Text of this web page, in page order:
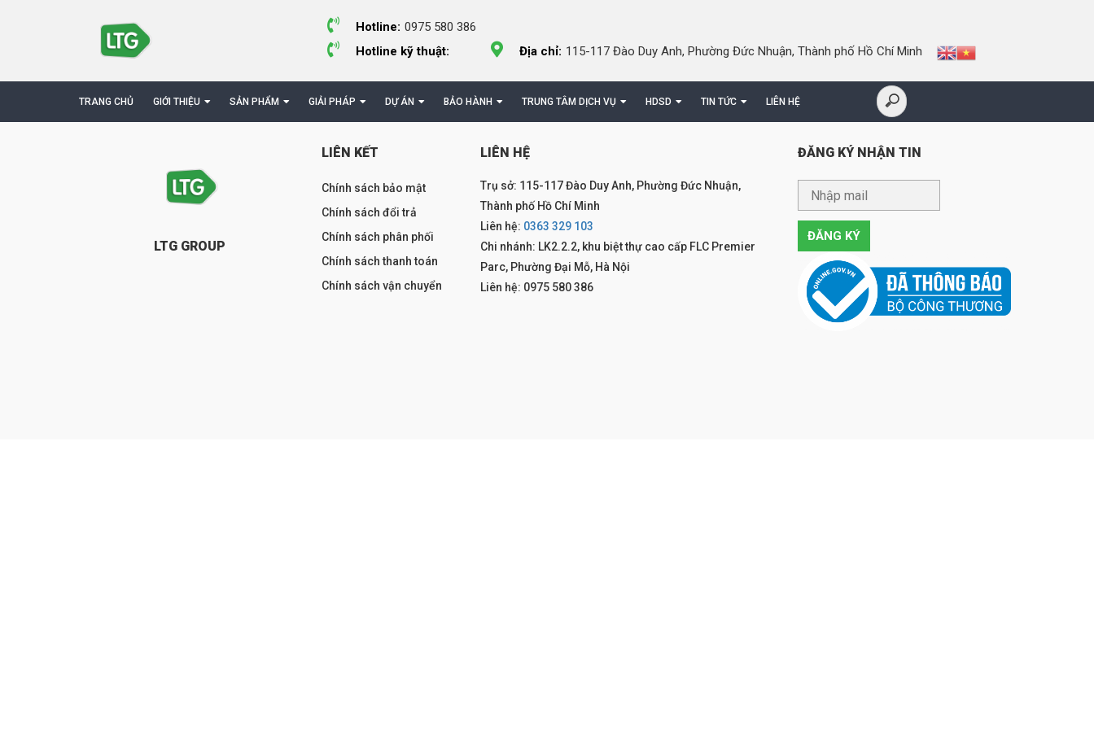
Hotline: 0975 580 386
Hotline kỹ thuật:
Địa chỉ: 115-117 Đào Duy Anh, Phường Đức Nhuận, Thành phố Hồ Chí Minh
TRANG CHỦ GIỚI THIỆU SẢN PHẨM GIẢI PHÁP DỰ ÁN BẢO HÀNH TRUNG TÂM DỊCH VỤ HDSD TIN TỨC LIÊN HỆ
LTG GROUP
LIÊN KẾT
Chính sách bảo mật
Chính sách đổi trả
Chính sách phân phối
Chính sách thanh toán
Chính sách vận chuyển
LIÊN HỆ
Trụ sở: 115-117 Đào Duy Anh, Phường Đức Nhuận,
Thành phố Hồ Chí Minh
Liên hệ: 0363 329 103
Chi nhánh: LK2.2.2, khu biệt thự cao cấp FLC Premier
Parc, Phường Đại Mỗ, Hà Nội
Liên hệ: 0975 580 386
ĐĂNG KÝ NHẬN TIN